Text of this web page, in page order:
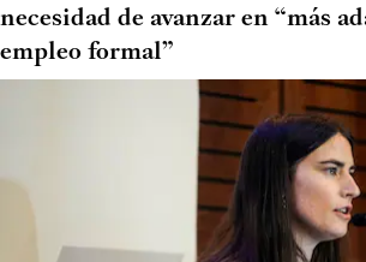
necesidad de avanzar en “más
empleo formal”